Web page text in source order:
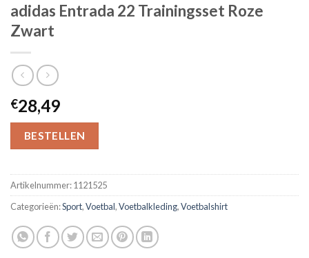
adidas Entrada 22 Trainingsset Roze
Zwart
€28,49
BESTELLEN
Artikelnummer:1121525
Categorieën:Sport,Voetbal,Voetbalkleding,Voetbalshirt